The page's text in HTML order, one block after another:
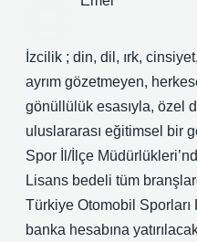
İzcilik ; din, dil, ırk,
ayrım gözetmeyen,
gönüllülük esasıyla, özel
uluslararası eğitimsel bir
Spor İl/İlçe
Lisans bedeli tüm
Türkiye Otomobil
banka hesabına